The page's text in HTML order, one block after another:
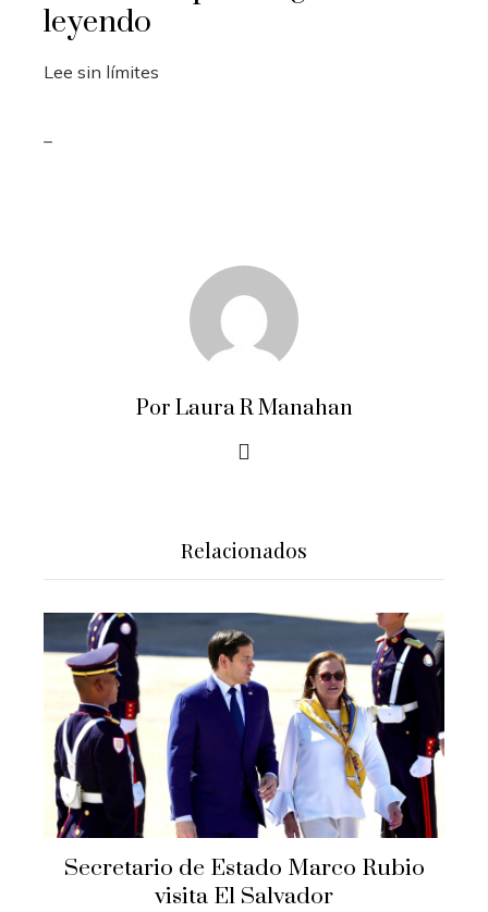
leyendo
Lee sin límites
Por Laura R Manahan
Relacionados
Secretario de Estado Marco Rubio
visita El Salvador